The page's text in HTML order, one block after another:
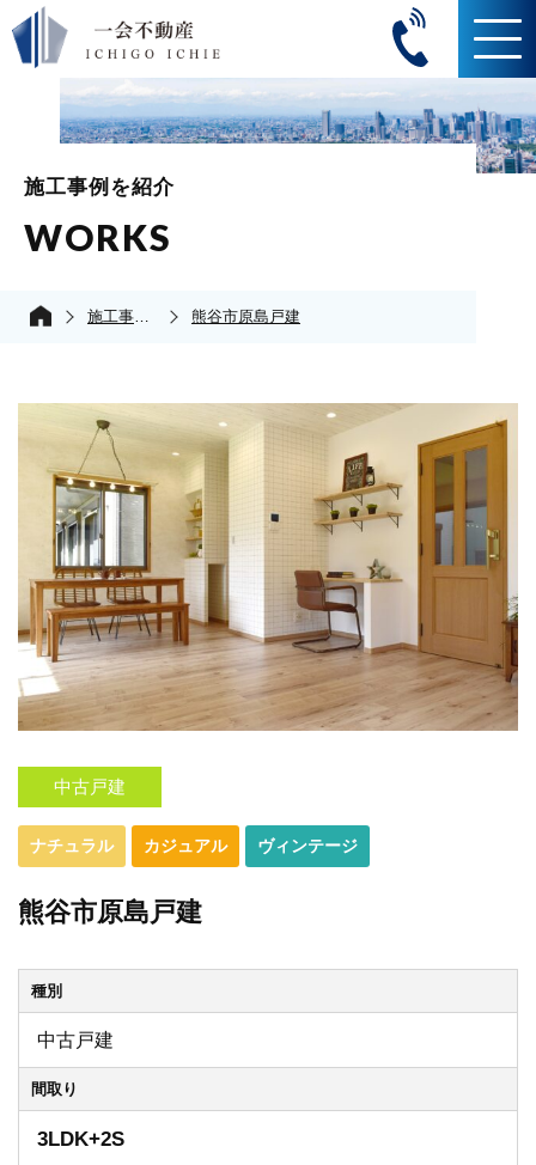
施工事例を紹介
WORKS
施工事例の紹介 熊谷市原島戸建
中古戸建
ナチュラル カジュアル ヴィンテージ
熊谷市原島戸建
種別
中古戸建
間取り
3LDK+2S